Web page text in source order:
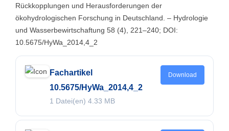
Rückkopplungen und Herausforderungen der
ökohydrologischen Forschung in Deutschland. – Hydrologie
und Wasserbewirtschaftung 58 (4), 221–240; DOI:
10.5675/HyWa_2014,4_2
Fachartikel
10.5675/HyWa_2014,4_2
1 Datei(en) 4.33 MB
Download